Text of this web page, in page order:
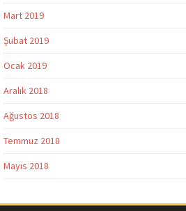
Mart 2019
Şubat 2019
Ocak 2019
Aralık 2018
Ağustos 2018
Temmuz 2018
Mayıs 2018